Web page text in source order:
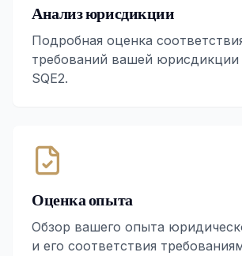
Анализ юрисдикции
Подробная оценка
требований вашей юрисдикции
SQE2.
Оценка опыта
Обзор вашего опыта
и его соответствия